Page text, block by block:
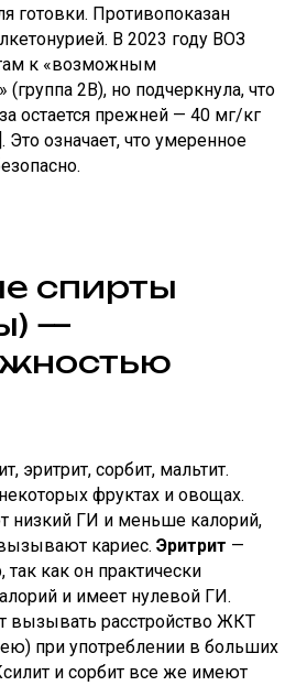
готовки. Противопоказан
В 2023 году ВОЗ
к «возможным
(группа 2B), но подчеркнула, что
остается прежней — 40 мг/кг
Это означает, что умеренное
спирты
—
эритрит, сорбит, мальтит.
фруктах и овощах.
низкий ГИ и меньше калорий,
кариес. Эритрит —
как он практически
и имеет нулевой ГИ.
вызывать расстройство ЖКТ
при употреблении в больших
и сорбит все же имеют